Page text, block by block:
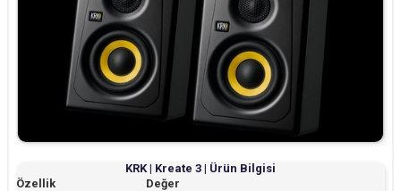
KRK | Kreate 3 | Ürün Bilgisi
Özellik
Değer